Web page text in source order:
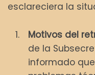
esclareciera la
Motivos del
de la
informado